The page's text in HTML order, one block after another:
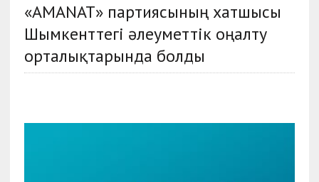
«AMANAT» партиясының хатшысы
Шымкенттегі әлеуметтік оңалту
орталықтарында болды